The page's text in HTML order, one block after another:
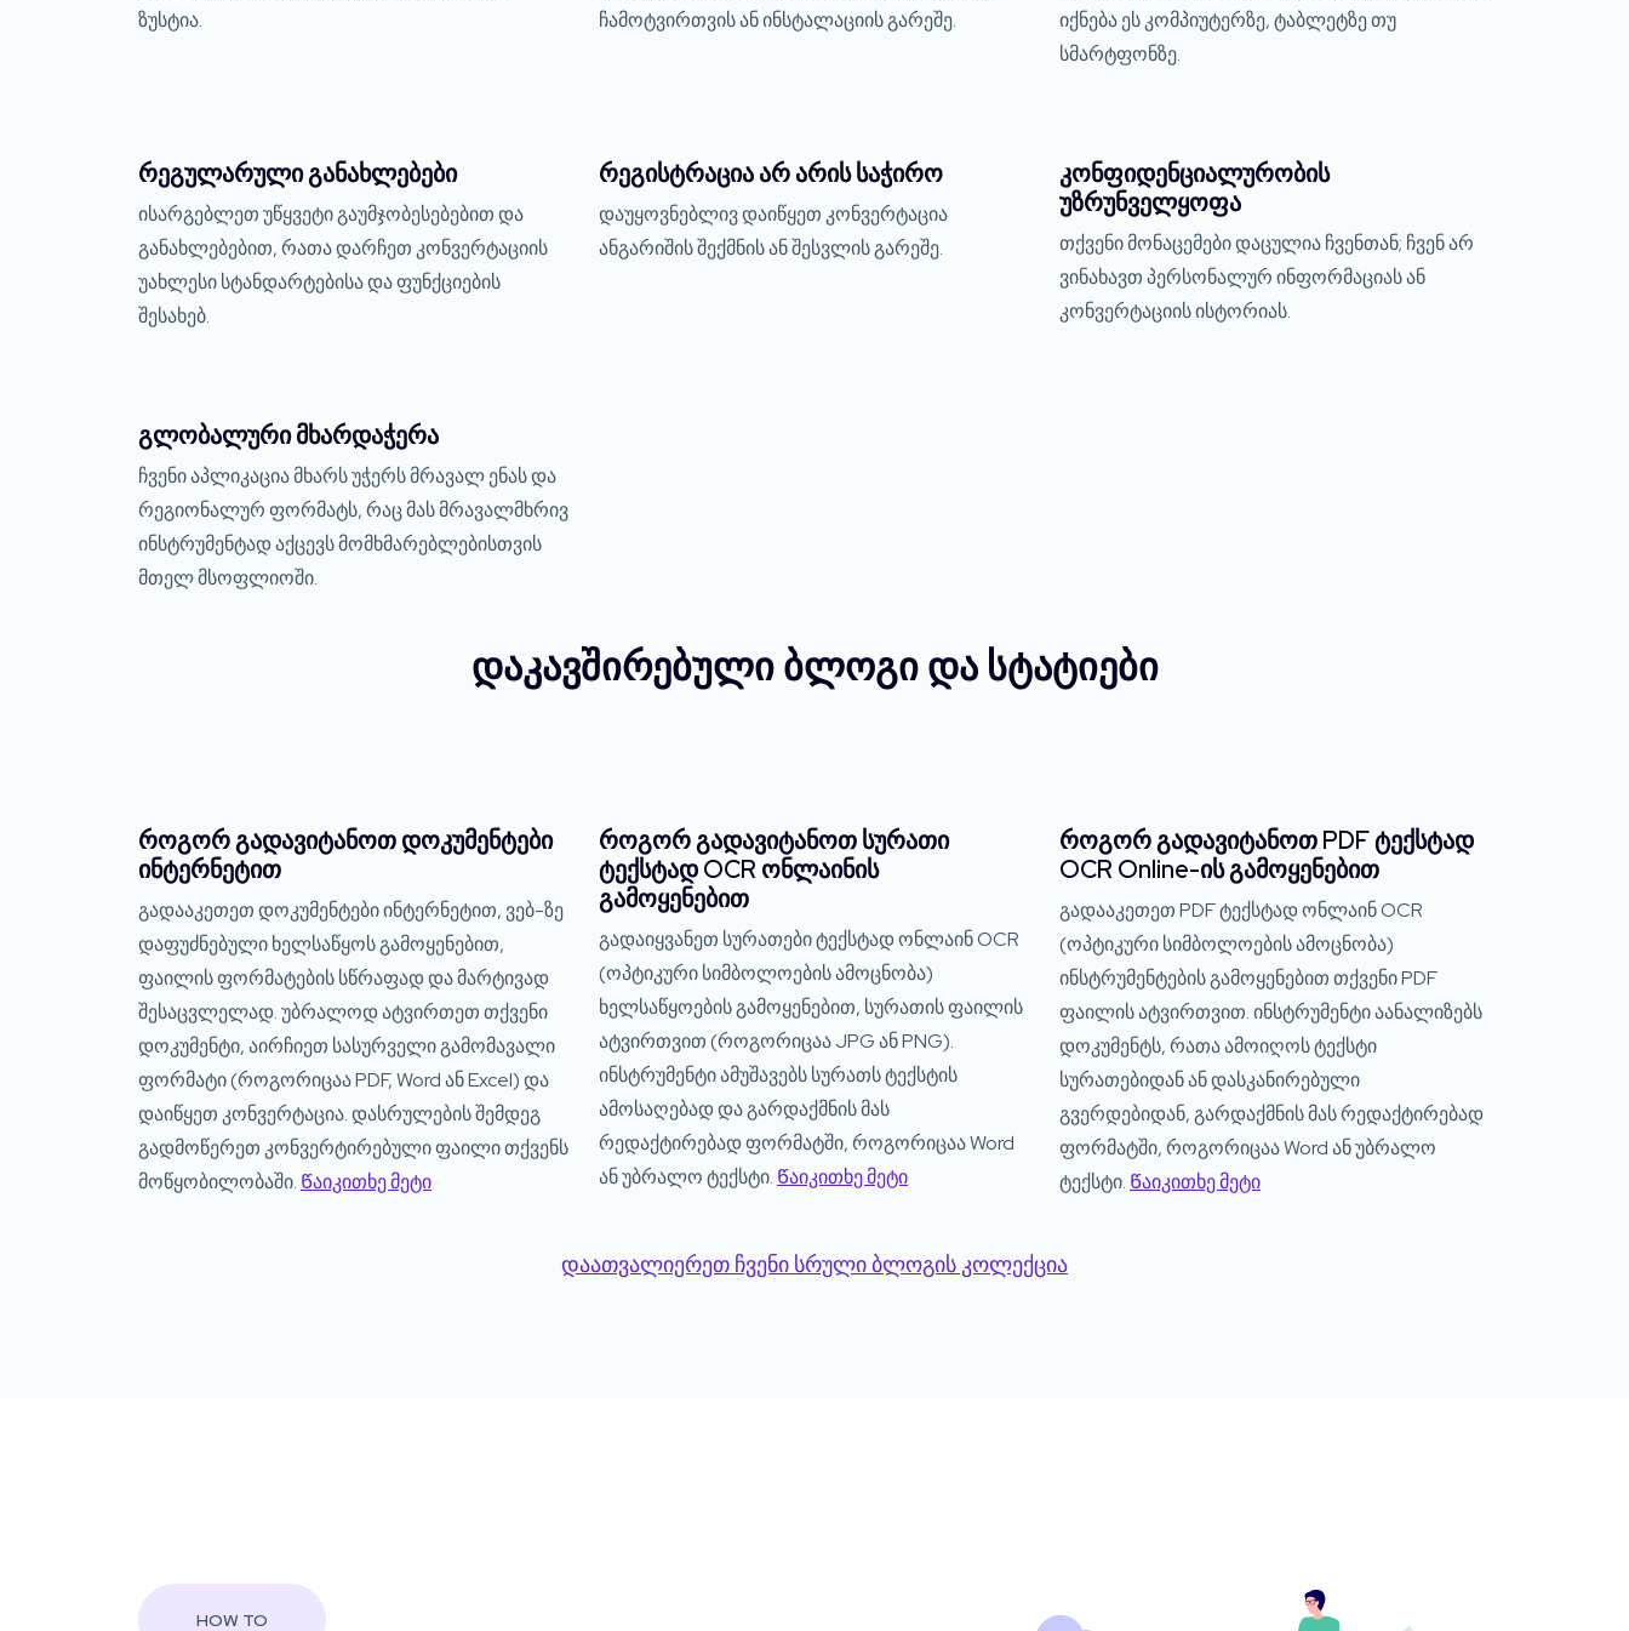
ზუსტია.
ჩამოტვირთვის ან ინსტალაციის გარეშე.
იქნება ეს კომპიუტერზე, ტაბლეტზე თუ
სმარტფონზე.
რეგულარული განახლებები
ისარგებლეთ უწყვეტი გაუმჯობესებებით და
განახლებებით, რათა დარჩეთ კონვერტაციის
უახლესი სტანდარტებისა და ფუნქციების
შესახებ.
რეგისტრაცია არ არის საჭირო
დაუყოვნებლივ დაიწყეთ კონვერტაცია
ანგარიშის შექმნის ან შესვლის გარეშე.
კონფიდენციალურობის
უზრუნველყოფა
თქვენი მონაცემები დაცულია ჩვენთან; ჩვენ არ
ვინახავთ პერსონალურ ინფორმაციას ან
კონვერტაციის ისტორიას.
გლობალური მხარდაჭერა
ჩვენი აპლიკაცია მხარს უჭერს მრავალ ენას და
რეგიონალურ ფორმატს, რაც მას მრავალმხრივ
ინსტრუმენტად აქცევს მომხმარებლებისთვის
მთელ მსოფლიოში.
დაკავშირებული ბლოგი და სტატიები
როგორ გადავიტანოთ დოკუმენტები
ინტერნეტით
გადააკეთეთ დოკუმენტები ინტერნეტით, ვებ-ზე
დაფუძნებული ხელსაწყოს გამოყენებით,
ფაილის ფორმატების სწრაფად და მარტივად
შესაცვლელად. უბრალოდ ატვირთეთ თქვენი
დოკუმენტი, აირჩიეთ სასურველი გამომავალი
ფორმატი (როგორიცაა PDF, Word ან Excel) და
დაიწყეთ კონვერტაცია. დასრულების შემდეგ
გადმოწერეთ კონვერტირებული ფაილი თქვენს
მოწყობილობაში. Წაიკითხე მეტი
როგორ გადავიტანოთ სურათი
ტექსტად OCR ონლაინის
გამოყენებით
გადაიყვანეთ სურათები ტექსტად ონლაინ OCR
(ოპტიკური სიმბოლოების ამოცნობა)
ხელსაწყოების გამოყენებით, სურათის ფაილის
ატვირთვით (როგორიცაა JPG ან PNG).
ინსტრუმენტი ამუშავებს სურათს ტექსტის
ამოსაღებად და გარდაქმნის მას
რედაქტირებად ფორმატში, როგორიცაა Word
ან უბრალო ტექსტი. Წაიკითხე მეტი
როგორ გადავიტანოთ PDF ტექსტად
OCR Online-ის გამოყენებით
გადააკეთეთ PDF ტექსტად ონლაინ OCR
(ოპტიკური სიმბოლოების ამოცნობა)
ინსტრუმენტების გამოყენებით თქვენი PDF
ფაილის ატვირთვით. ინსტრუმენტი აანალიზებს
დოკუმენტს, რათა ამოიღოს ტექსტი
სურათებიდან ან დასკანირებული
გვერდებიდან, გარდაქმნის მას რედაქტირებად
ფორმატში, როგორიცაა Word ან უბრალო
ტექსტი. Წაიკითხე მეტი
დაათვალიერეთ ჩვენი სრული ბლოგის კოლექცია
HOW TO